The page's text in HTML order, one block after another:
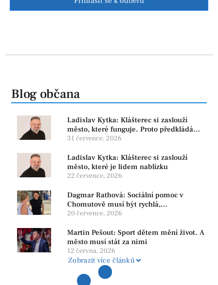
Blog občana
Ladislav Kytka: Klášterec si zaslouží
město, které funguje. Proto předkládáme
program, který řeší skutečné problémy
31 července, 2026
Ladislav Kytka: Klášterec si zaslouží
město, které je lidem nablízku
22 července, 2026
Dagmar Rathová: Sociální pomoc v
Chomutově musí být rychlá,
srozumitelná a férová. Ne udržovat lidi v
20 července, 2026
Martin Pešout: Sport dětem mění život. A
město musí stát za nimi
12 června, 2026
Zobrazit více článků